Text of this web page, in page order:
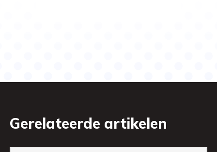
Gerelateerde artikelen